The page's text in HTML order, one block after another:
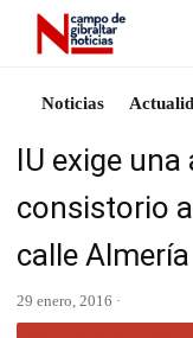
Noticias
IU exige
consistorio
calle Almería
29 enero, 2016 ·